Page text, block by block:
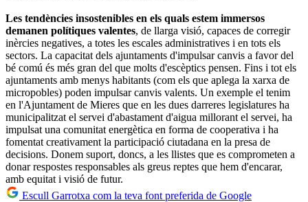
Les tendències insostenibles en els quals estem immersos
demanen polítiques valentes, de llarga visió, capaces de corregir
inèrcies negatives, a totes les escales administratives i en tots els
sectors. La capacitat dels ajuntaments d'impulsar canvis a favor del
bé comú és més gran del que molts d'escèptics pensen. Fins i tot els
ajuntaments amb menys habitants (com els que aplega la xarxa de
micropobles) poden impulsar canvis valents. Un exemple el tenim
en l'Ajuntament de Mieres que en les dues darreres legislatures ha
municipalitzat el servei d'abastament d'aigua millorant el servei, ha
impulsat una comunitat energètica en forma de cooperativa i ha
fomentat creativament la participació ciutadana en la presa de
decisions. Donem suport, doncs, a les llistes que es comprometen a
donar respostes responsables als greus reptes que hem d'encarar,
amb equitat i visió de futur.
Escull Garrotxa com la teva font preferida de Google